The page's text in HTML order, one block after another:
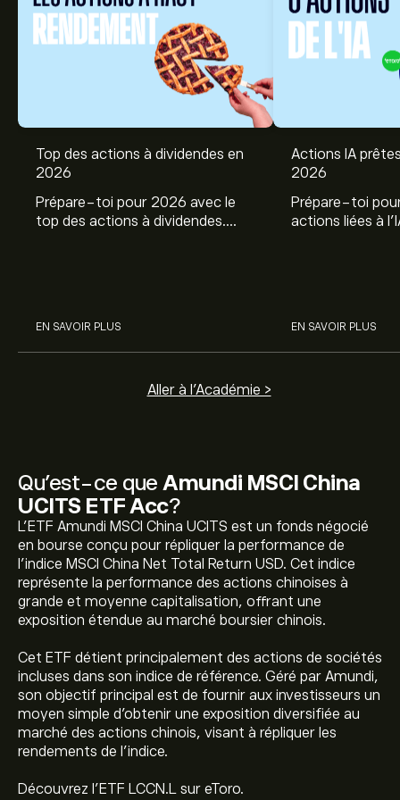
Qu’est-ce que Amundi MSCI China
UCITS ETF Acc?
L'ETF Amundi MSCI China UCITS est un fonds négocié
en bourse conçu pour répliquer la performance de
l'indice MSCI China Net Total Return USD. Cet indice
représente la performance des actions chinoises à
grande et moyenne capitalisation, offrant une
exposition étendue au marché boursier chinois.
Cet ETF détient principalement des actions de sociétés
incluses dans son indice de référence. Géré par Amundi,
son objectif principal est de fournir aux investisseurs un
moyen simple d'obtenir une exposition diversifiée au
marché des actions chinois, visant à répliquer les
rendements de l'indice.
Découvrez l'ETF LCCN.L sur eToro.
Top des actions à dividendes en
2026
Prépare-toi pour 2026 avec le
top des actions à dividendes.
EN SAVOIR PLUS
Actions IA
2026
Prépare-toi
actions liées à
EN SAVOIR PLUS
Aller à l'Académie >
Le prix actuel de LCCN.L est de 21.5700‎$‎